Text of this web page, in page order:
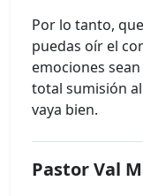
Por lo tanto,
puedas oír el
emociones
total sumisión
vaya bien.
Pastor Val